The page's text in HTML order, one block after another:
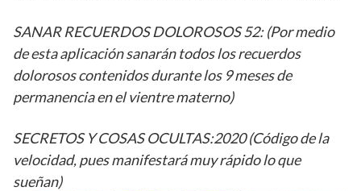
SANAR RECUERDOS DOLOROSOS 52: (Por medio
de esta aplicación sanarán todos los recuerdos
dolorosos contenidos durante los 9 meses de
permanencia en el vientre materno)
SECRETOS Y COSAS OCULTAS:2020 (Código de la
velocidad, pues manifestará muy rápido lo que
sueñan)